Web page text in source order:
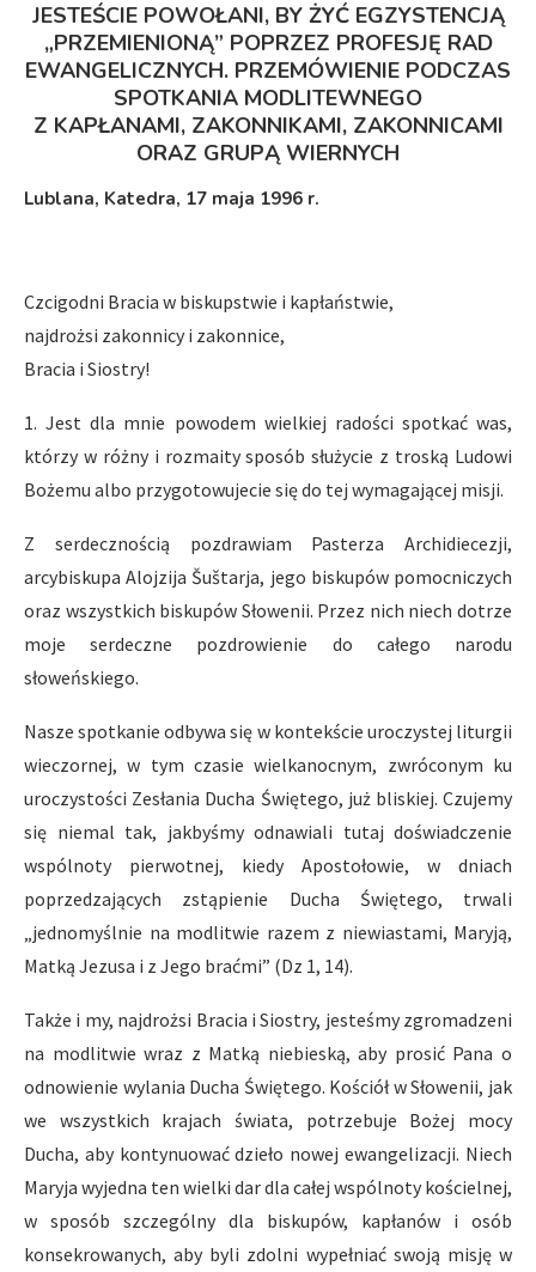
JESTEŚCIE POWOŁANI, BY ŻYĆ EGZYSTENCJĄ
„PRZEMIENIONĄ” POPRZEZ PROFESJĘ RAD
EWANGELICZNYCH. PRZEMÓWIENIE PODCZAS
SPOTKANIA MODLITEWNEGO
Z KAPŁANAMI, ZAKONNIKAMI, ZAKONNICAMI
ORAZ GRUPĄ WIERNYCH
Lublana, Katedra, 17 maja 1996 r.
Czcigodni Bracia w biskupstwie i kapłaństwie,
najdrożsi zakonnicy i zakonnice,
Bracia i Siostry!
1. Jest dla mnie powodem wielkiej radości spotkać was,
którzy w różny i rozmaity sposób służycie z troską Ludowi
Bożemu albo przygotowujecie się do tej wymagającej misji.
Z serdecznością pozdrawiam Pasterza Archidiecezji,
arcybiskupa Alojzija Šuštarja, jego biskupów pomocniczych
oraz wszystkich biskupów Słowenii. Przez nich niech dotrze
moje serdeczne pozdrowienie do całego narodu
słoweńskiego.
Nasze spotkanie odbywa się w kontekście uroczystej liturgii
wieczornej, w tym czasie wielkanocnym, zwróconym ku
uroczystości Zesłania Ducha Świętego, już bliskiej. Czujemy
się niemal tak, jakbyśmy odnawiali tutaj doświadczenie
wspólnoty pierwotnej, kiedy Apostołowie, w dniach
poprzedzających zstąpienie Ducha Świętego, trwali
„jednomyślnie na modlitwie razem z niewiastami, Maryją,
Matką Jezusa i z Jego braćmi” (Dz 1, 14).
Także i my, najdrożsi Bracia i Siostry, jesteśmy zgromadzeni
na modlitwie wraz z Matką niebieską, aby prosić Pana o
odnowienie wylania Ducha Świętego. Kościół w Słowenii, jak
we wszystkich krajach świata, potrzebuje Bożej mocy
Ducha, aby kontynuować dzieło nowej ewangelizacji. Niech
Maryja wyjedna ten wielki dar dla całej wspólnoty kościelnej,
w sposób szczególny dla biskupów, kapłanów i osób
konsekrowanych, aby byli zdolni wypełniać swoją misję w